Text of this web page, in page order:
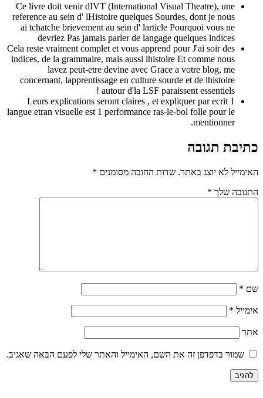
Ce livre doit venir dIVT (International Visual
reference au sein d' lHistoire quelques Sourdes,
ai tchatche brievement au sein d' larticle
devriez Pas jamais parler de langage
Cela reste vraiment complet et vous apprend pour
indices, de la grammaire, mais aussi lhistoire Et
lavez peut-etre devine avec Grace a
concernant, lapprentissage en culture sourde
autour d'la LSF
Leurs explications seront claires , et
langue etran visuelle est 1 performance ras-le-bol
שדות החובה מסומנים*
את השם, האימייל והאתר שלי לפעם הבאה שאגיב.